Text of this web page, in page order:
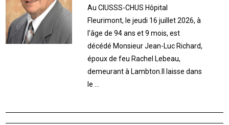
Au CIUSSS-CHUS Hôpital
Fleurimont, le jeudi 16 juillet 2026, à
l’âge de 94 ans et 9 mois, est
décédé Monsieur Jean-Luc Richard,
époux de feu Rachel Lebeau,
demeurant à Lambton.Il laisse dans
le ...